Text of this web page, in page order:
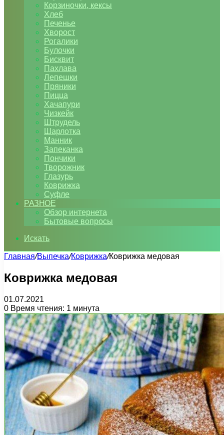
Корзиночки, кексы
Хлеб
Печенье
Хворост
Рогалики
Булочки
Бисквит
Пахлава
Лепешки
Пряники
Пицца
Хачапури
Чизкейк
Штрудель
Шарлотка
Манник
Запеканка
Пончики
Творожник
Глазурь
Коврижка
Суфле
РАЗНОЕ
Обзор интернета
Бытовые вопросы
Искать
Главная/Выпечка/Коврижка/Коврижка медовая
Коврижка медовая
01.07.2021
0 Время чтения: 1 минута